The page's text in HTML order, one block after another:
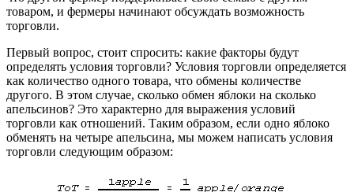
товаром, и фермеры начинают обсуждать возможность
торговли.
Первый вопрос, стоит спросить: какие факторы будут
определять условия торговли? Условия торговли определяется
как количество одного товара, что обмены количестве
другого. В этом случае, сколько обмен яблоки на сколько
апельсинов? Это характерно для выражения условий
торговли как отношений. Таким образом, если одно яблоко
обменять на четыре апельсина, мы можем написать условия
торговли следующим образом: